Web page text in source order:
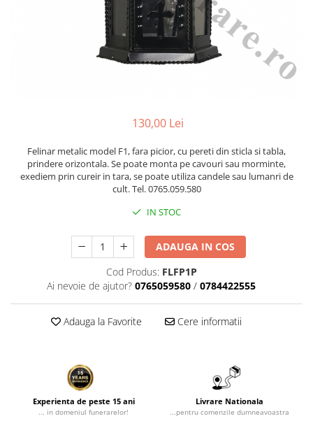
Placute ABS personalizate
Solutii intretinere granit si
Placi memoriale
Placi memoriale din ABS/Aluminiu
Placi memoriale din piatra
Crucifixe din bronz
Rame poze din bronz
Inele cavou din bronz
Litere din bronz
Crucifixe din bronz
130,00 Lei
Felinar metalic model F1, fara picior, cu pereti din sticla si tabla,
prindere orizontala. Se poate monta pe cavouri sau morminte,
exediem prin cureir in tara, se poate utiliza candele sau lumanri de
cult. Tel. 0765.059.580
IN STOC
ADAUGA IN COS
Cod Produs: FLFP1P
Ai nevoie de ajutor? 0765059580 / 0784422555
Adauga la Favorite Cere informatii
Experienta de peste 15 ani
... in domeniul funerarelor!
Livrare Nationala
...pentru comenzile dumneavoastra